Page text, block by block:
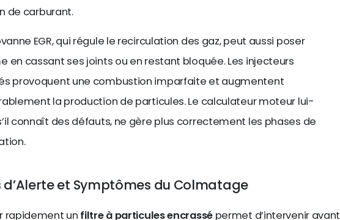
de carburant.
EGR, qui régule le recirculation des gaz, peut aussi poser
en cassant ses joints ou en restant bloquée. Les injecteurs
provoquent une combustion imparfaite et augmentent
la production de particules. Le calculateur moteur lui-
connaît des défauts, ne gère plus correctement les phases de
d’Alerte et Symptômes du Colmatage
rapidement un filtre à particules encrassépermet d’intervenir avant